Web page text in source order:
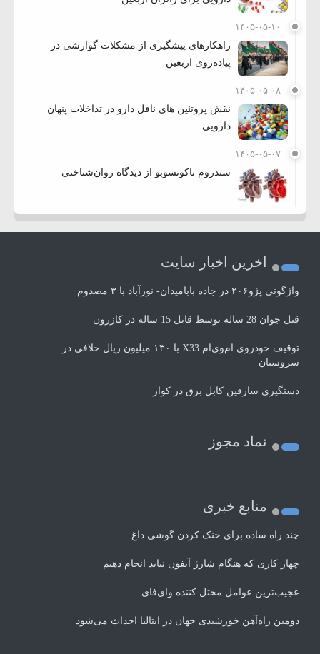
۱۴۰۵-۰۵-۱۰
راهکارهای پیشگیری از مشکلات گوارشی در
پیاده‌روی اربعین
۱۴۰۵-۰۵-۰۸
نقش پروتئین های ناقل دارو در تداخلات پنهان
دارویی
۱۴۰۵-۰۵-۰۷
سندروم تاکوتسوبو از دیدگاه روان‌شناختی
اخرین اخبار سایت
واژگونی پژو۲۰۶ در جاده بابامیدان- نورآباد با ۳ مصدوم
قتل جوان 28 ساله توسط قاتل 15 ساله در کازرون
توقیف خودروی ام‌وی‌ام X33 با ۱۳۰ میلیون ریال خلافی در
سروستان
دستگیری سارقین کابل برق در کوار
نماد مجوز
منابع خبری
چند راه‌ ساده برای خنک کردن گوشی داغ
چهار کاری که هنگام شارژ آیفون نباید انجام دهیم
عجیب‌ترین عوامل مختل کننده وای‌فای
دومین راه‌آهن خورشیدی جهان در ایتالیا احداث می‌شود